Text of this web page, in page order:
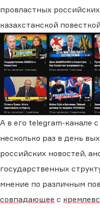
провластных
казахстанской
А в его telegram-канале
несколько раз в день
российских новостей,
государственных
мнение по различным
совпадающее с